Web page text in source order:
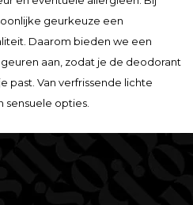
geurkeuze een
Daarom bieden we een
aan, zodat je de deodorant
past. Van verfrissende lichte
opties.